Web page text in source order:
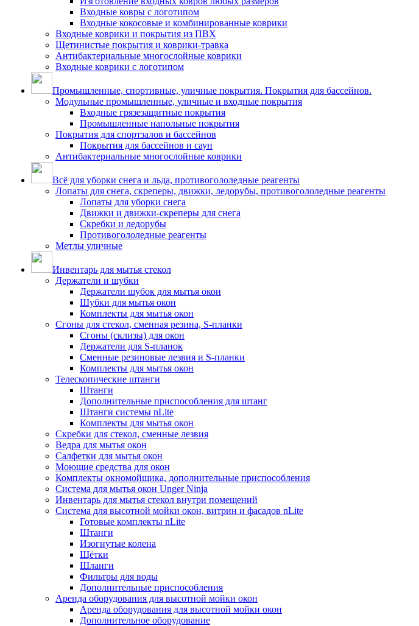
Входные ковры с логотипом
Входные кокосовые и комбинированные коврики
Входные коврики и покрытия из ПВХ
Щетинистые покрытия и коврики-травка
Антибактериальные многослойные коврики
Входные коврики с логотипом
Промышленные, спортивные, уличные покрытия. Покрытия для бассейнов.
Модульные промышленные, уличные и входные покрытия
Входные грязезащитные покрытия
Промышленные напольные покрытия
Покрытия для спортзалов и бассейнов
Покрытия для бассейнов и саун
Антибактериальные многослойные коврики
Всё для уборки снега и льда, противогололедные реагенты
Лопаты для снега, скреперы, движки, ледорубы, противогололедные реагенты
Лопаты для уборки снега
Движки и движки-скреперы для снега
Скребки и ледорубы
Противогололедные реагенты
Метлы уличные
Инвентарь для мытья стекол
Держатели и шубки
Держатели шубок для мытья окон
Шубки для мытья окон
Комплекты для мытья окон
Сгоны для стекол, сменная резина, S-планки
Сгоны (склизы) для окон
Держатели для S-планок
Сменные резиновые лезвия и S-планки
Комплекты для мытья окон
Телескопические штанги
Штанги
Дополнительные приспособления для штанг
Штанги системы nLite
Комплекты для мытья окон
Скребки для стекол, сменные лезвия
Ведра для мытья окон
Салфетки для мытья окон
Моющие средства для окон
Комплекты окномойщика, дополнительные приспособления
Система для мытья окон Unger Ninja
Инвентарь для мытья стекол внутри помещений
Система для высотной мойки окон, витрин и фасадов nLite
Готовые комплекты nLite
Штанги
Изогнутые колена
Щётки
Шланги
Фильтры для воды
Дополнительные приспособления
Аренда оборудования для высотной мойки окон
Аренда оборудования для высотной мойки окон
Дополнительное оборудование